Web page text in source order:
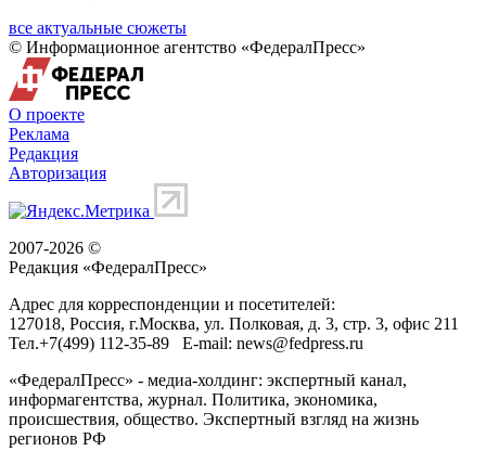
все актуальные сюжеты
© Информационное агентство «ФедералПресс»
О проекте
Реклама
Редакция
Авторизация
2007-2026 ©
Редакция «ФедералПресс»
Адрес для корреспонденции и посетителей:
127018, Россия, г.Москва, ул. Полковая, д. 3, стр. 3, офис 211
Тел.+7(499) 112-35-89 E-mail: news@fedpress.ru
«ФедералПресс» - медиа-холдинг: экспертный канал,
информагентства, журнал. Политика, экономика,
происшествия, общество. Экспертный взгляд на жизнь
регионов РФ